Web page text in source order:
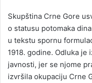
Skupština Crne Gore
o statusu potomaka
u tekstu spornu
1918. godine. Odluka
javnosti, jer se njome
izvršila okupaciju Crne